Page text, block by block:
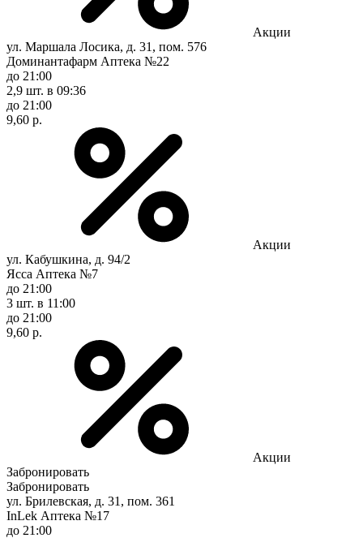
Акции
ул. Маршала Лосика, д. 31, пом. 576
Доминантафарм Аптека №22
до 21:00
2,9 шт. в 09:36
до 21:00
9,60 р.
Акции
ул. Кабушкина, д. 94/2
Ясса Аптека №7
до 21:00
3 шт. в 11:00
до 21:00
9,60 р.
Акции
Забронировать
Забронировать
ул. Брилевская, д. 31, пом. 361
InLek Аптека №17
до 21:00